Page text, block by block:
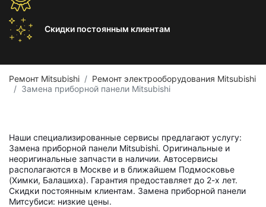
Скидки постоянным клиентам
Ремонт Mitsubishi
Ремонт электрооборудования Mitsubishi
Замена приборной панели Mitsubishi
Наши специализированные сервисы предлагают услугу:
Замена приборной панели Mitsubishi. Оригинальные и
неоригинальные запчасти в наличии. Автосервисы
располагаются в Москве и в ближайшем Подмосковье
(Химки, Балашиха). Гарантия предоставляет до 2-х лет.
Скидки постоянным клиентам. Замена приборной панели
Митсубиси: низкие цены.